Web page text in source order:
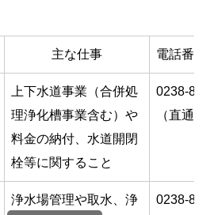
主な仕事 電話番号
上下水道事業（合併処
理浄化槽事業含む）や
料金の納付、水道開閉
栓等に関すること
0238-85-
（直通）
浄水場管理や取水、浄
0238-85-